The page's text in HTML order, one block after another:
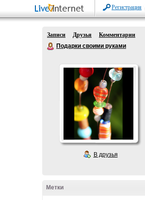
Регистрация
Записи Друзья
Комментарии
Подарки своими руками
В друзья
Метки